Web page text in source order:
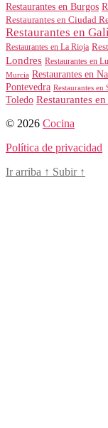
Restaurantes en Burgos
Restaurantes en Ciudad
Restaurantes en
Restaurantes en La Rioja
Londres Restaurantes en
Murcia Restaurantes en
Pontevedra Restaurantes en
Toledo Restaurantes
© 2026 Cocina
Política de privacidad
Ir arriba ↑ Subir ↑